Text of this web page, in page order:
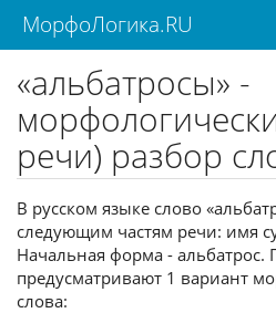
МорфоЛогика.RU
«альбатросы» -
речи) разбор
В русском языке слово
следующим частям речи: имя
Начальная форма - альбатрос.
предусматривают 1 вариант
слова: